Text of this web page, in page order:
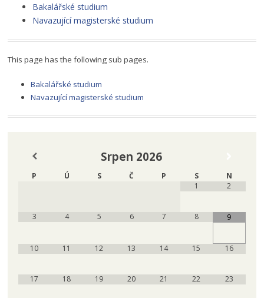
Bakalářské studium
Navazující magisterské studium
This page has the following sub pages.
Bakalářské studium
Navazující magisterské studium
Srpen 2026
P Ú S Č P S
N
1
2
3 4 5 6 7 8 9
10 11 12 13 14 15 16
17 18 19 20 21 22 23